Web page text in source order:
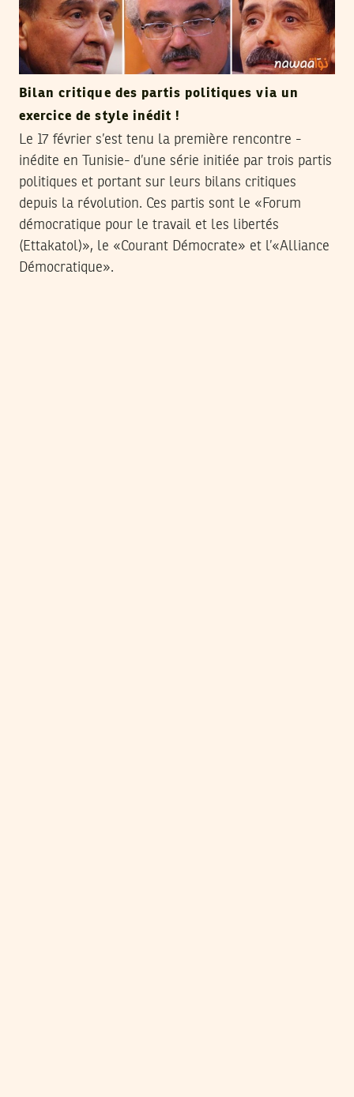
Bilan critique des partis politiques via un
exercice de style inédit !
Le 17 février s’est tenu la première rencontre -
inédite en Tunisie- d’une série initiée par trois partis
politiques et portant sur leurs bilans critiques
depuis la révolution. Ces partis sont le «Forum
démocratique pour le travail et les libertés
(Ettakatol)», le «Courant Démocrate» et l’«Alliance
Démocratique».